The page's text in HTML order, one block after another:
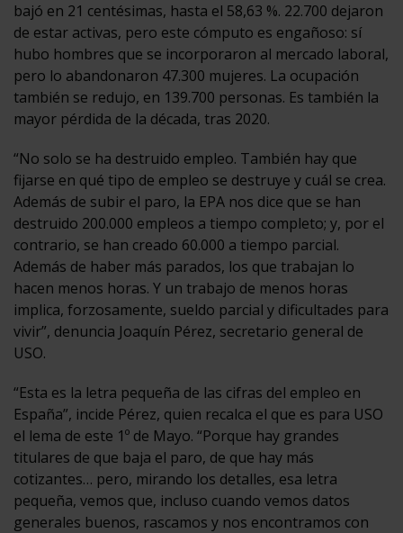
bajó en 21 centésimas, hasta el 58,63 %. 22.700 dejaron
de estar activas, pero este cómputo es engañoso: sí
hubo hombres que se incorporaron al mercado laboral,
pero lo abandonaron 47.300 mujeres. La ocupación
también se redujo, en 139.700 personas. Es también la
mayor pérdida de la década, tras 2020.
“No solo se ha destruido empleo. También hay que
fijarse en qué tipo de empleo se destruye y cuál se crea.
Además de subir el paro, la EPA nos dice que se han
destruido 200.000 empleos a tiempo completo; y, por el
contrario, se han creado 60.000 a tiempo parcial.
Además de haber más parados, los que trabajan lo
hacen menos horas. Y un trabajo de menos horas
implica, forzosamente, sueldo parcial y dificultades para
vivir”, denuncia Joaquín Pérez, secretario general de
USO.
“Esta es la letra pequeña de las cifras del empleo en
España”, incide Pérez, quien recalca el que es para USO
el lema de este 1º de Mayo. “Porque hay grandes
titulares de que baja el paro, de que hay más
cotizantes… pero, mirando los detalles, esa letra
pequeña, vemos que, incluso cuando vemos datos
generales buenos, rascamos y nos encontramos con